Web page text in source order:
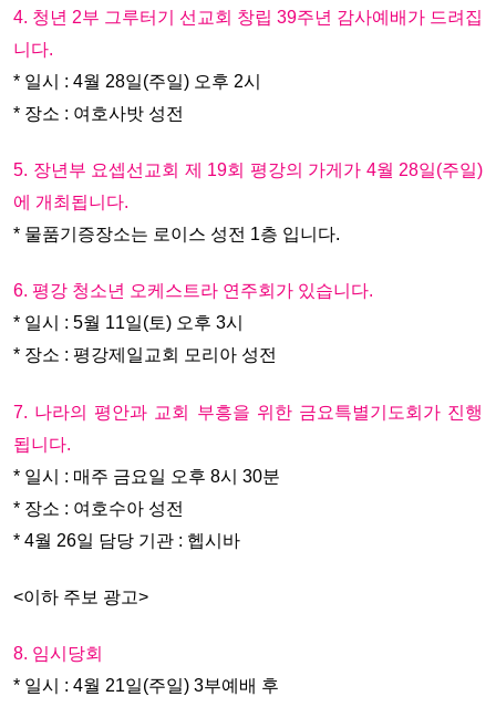
4. 청년 2부 그루터기 선교회 창립 39주년 감사예배가 드려집
니다.
* 일시 : 4월 28일(주일) 오후 2시
* 장소 : 여호사밧 성전
5. 장년부 요셉선교회 제 19회 평강의 가게가 4월 28일(주일)
에 개최됩니다.
* 물품기증장소는 로이스 성전 1층 입니다.
6. 평강 청소년 오케스트라 연주회가 있습니다.
* 일시 : 5월 11일(토) 오후 3시
* 장소 : 평강제일교회 모리아 성전
7. 나라의 평안과 교회 부흥을 위한 금요특별기도회가 진행
됩니다.
* 일시 : 매주 금요일 오후 8시 30분
* 장소 : 여호수아 성전
* 4월 26일 담당 기관 : 헵시바
<이하 주보 광고>
8. 임시당회
* 일시 : 4월 21일(주일) 3부예배 후